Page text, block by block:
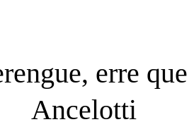
erre
Ancelotti